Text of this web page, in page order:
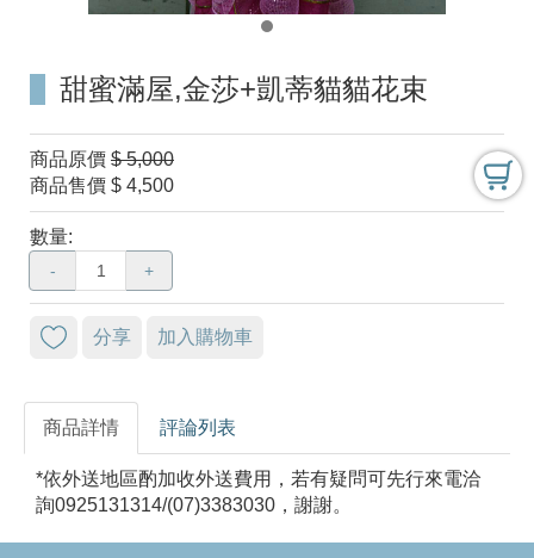
甜蜜滿屋,金莎+凱蒂貓貓花束
商品原價 $ 5,000
商品售價 $ 4,500
數量:
- +
分享 加入購物車
商品詳情 評論列表
*依外送地區酌加收外送費用，若有疑問可先行來電洽
詢0925131314/(07)3383030，謝謝。